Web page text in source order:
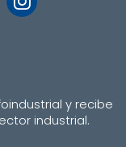
y recibe
industrial.